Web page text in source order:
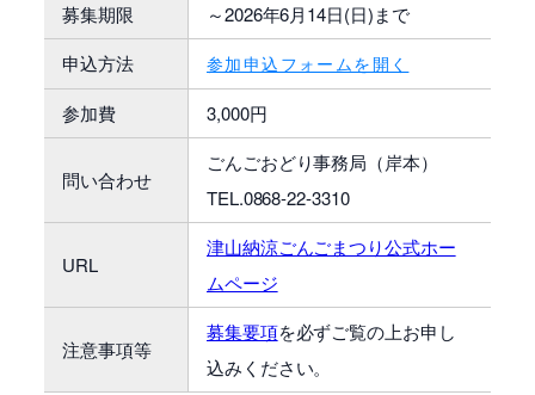
募集期限
～2026年6月14日(日)まで
申込方法
参加申込フォームを開く
参加費 3,000円
問い合わせ
ごんごおどり事務局（岸本）
TEL.0868-22-3310
URL
津山納涼ごんごまつり公式ホー
ムページ
注意事項等
募集要項を必ずご覧の上お申し
込みください。